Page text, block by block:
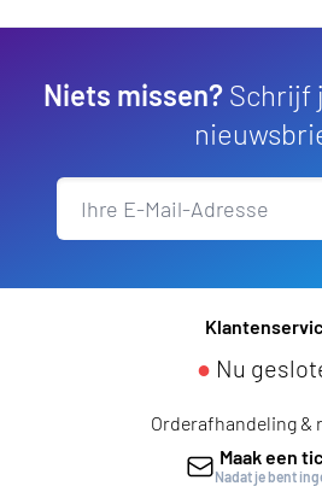
Niets missen? Schrijf
● Nu
Orderafhandeling &
Maak een
Nadat je bent